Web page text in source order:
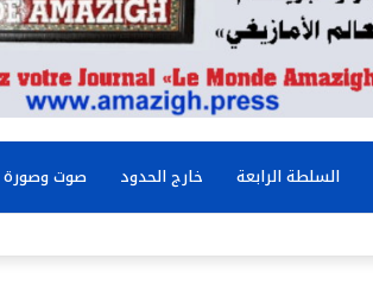
السلطة الرابعة خارج الحدود صوت وصورة